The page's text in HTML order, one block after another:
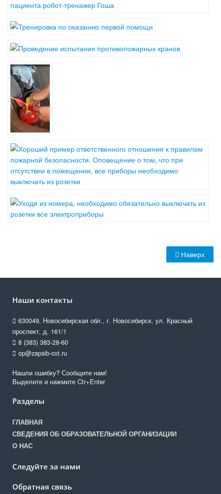
Наверх
Наши контакты
630049, Новосибирская обл., г. Новосибирск, ул. Красный
проспект, д. 161/1
8 (383) 383-28-60
op@zapsib-cot.ru
Нашли ошибку? Сообщите нам!
Выделите и нажмите Ctr+Enter
Разделы
ГЛАВНАЯ
СВЕДЕНИЯ ОБ ОБРАЗОВАТЕЛЬНОЙ ОРГАНИЗАЦИИ
О НАС
Следуйте за нами
Обратная связь